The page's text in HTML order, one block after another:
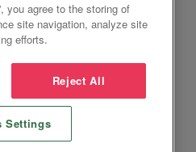
you agree to the storing of
site navigation, analyze site
efforts.
Reject All
Settings